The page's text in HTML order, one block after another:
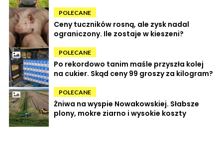
POLECANE
Ceny tuczników rosną, ale zysk nadal
ograniczony. Ile zostaje w kieszeni?
POLECANE
Po rekordowo tanim maśle przyszła kolej
na cukier. Skąd ceny 99 groszy za kilogram?
POLECANE
Żniwa na wyspie Nowakowskiej. Słabsze
plony, mokre ziarno i wysokie koszty